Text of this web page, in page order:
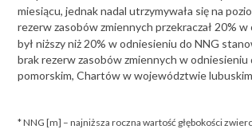
miesiącu, jednak nadal utrzymywała się na
rezerw zasobów zmiennych przekraczał 20%
był niższy niż 20% w odniesieniu do NNG
brak rezerw zasobów zmiennych w
pomorskim, Chartów w województwie
* NNG [m] – najniższa roczna wartość głębokości